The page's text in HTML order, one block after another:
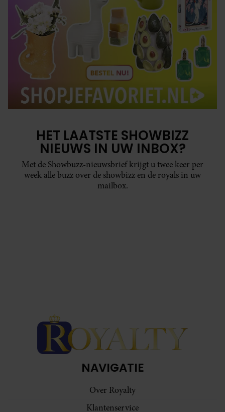
HET LAATSTE SHOWBIZZ
NIEUWS IN UW INBOX?
Met de Showbuzz-nieuwsbrief krijgt u twee keer per
week alle buzz over de showbizz en de royals in uw
mailbox.
NAVIGATIE
Over Royalty
Klantenservice